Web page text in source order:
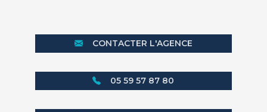
CONTACTER L'AGENCE
05 59 57 87 80